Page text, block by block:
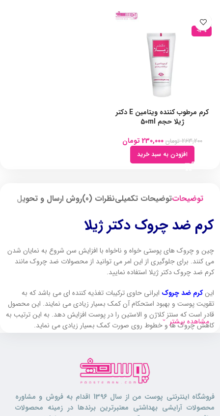
-13%
کرم مرطوب کننده ویتامین E دکتر
ژیلا حجم 50ml
263,200 تومان 230,000 تومان
افزودن به سبد خرید
توضیحاتتوضیحات تکمیلینظرات (0) روش ارسال و تحویل
کرم ضد چروک دکتر ژیلا
چین و چروک های پوستی خواه و ناخواه با افزایش سن شروع به نمایان شدن
می کنند. برای جلوگیری از این امر می توانید از محصولات ضد چروک مانند
کرم ضد چروک دکتر ژیلا استفاده نمایید.
اینکرم ضد چروک ایرانی حاوی ترکیبات تغذیه کننده ای می باشد که به
تقویت پوست و بهبود استحکام آن کمک بسیار زیادی می نمایند. این محصول
قادر است که سنتز کلاژن و الاستین را در پوست افزایش دهد. به این ترتیب به
کاهش چروک ها و خطوط روی صورت کمک بسیار زیادی می نماید.
پیدا می کنند. وجود ترکیبات آنتی اکسیدانی بسیار قوی در فرمولاسیون این
ضد چروک باعث شده است که اثر مخرب رادیکال های آزاد را روی پوست
این محصول همچنین حاوی ترکیبات رطوبت رسان بوده که نیاز رطوبتی پوست
مشاهده بیشتر
فروشگاه اینترنتی پوست من از سال 1396 اقدام به فروش و مشاوره
محصولات آرایشی بهداشتی معتبرترین برندها در زمینه محصولات